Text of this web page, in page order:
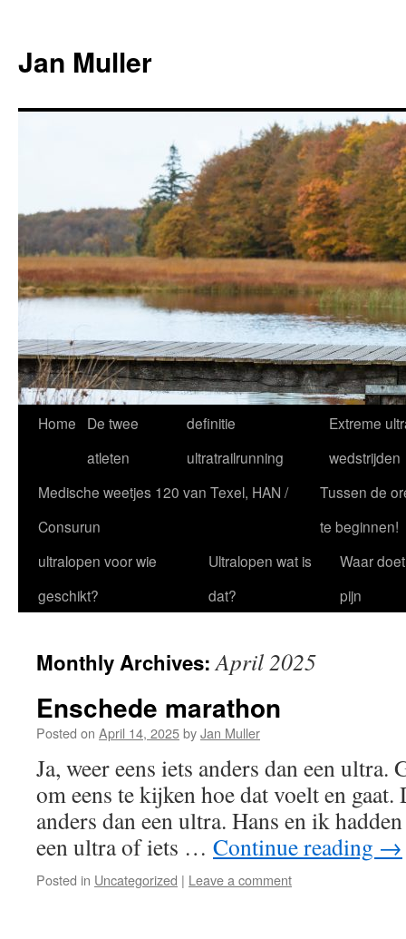
Jan Muller
Skip
content
Home
De twee
atleten
definitie
ultratrailrunning
Extreme
wedstrijden
Medische weetjes 120 van Texel, HAN /
Consurun
Tussen de
te beginnen!
ultralopen voor wie
geschikt?
Ultralopen wat is
dat?
Waar
pijn
Monthly Archives:April 2025
Enschede marathon
Posted on April 14, 2025byJan Muller
Ja, weer eens iets anders dan een ultra.
om eens te kijken hoe dat voelt en gaat.
anders dan een ultra. Hans en ik
een ultra of iets … Continue reading →
Posted in Uncategorized | Leave a comment